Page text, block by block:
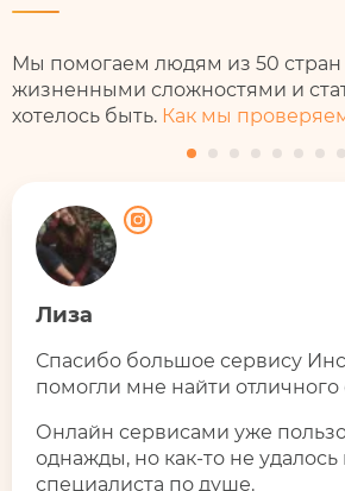
Мы помогаем людям из 50 стран
жизненными сложностями и
хотелось быть. Как мы
Лиза
Спасибо большое сервису
помогли мне найти отличного
Онлайн сервисами уже
однажды, но как-то не удалось
специалиста по душе.